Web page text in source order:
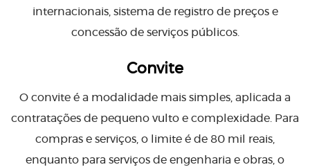
internacionais, sistema de registro de preços e
concessão de serviços públicos.
Convite
O convite é a modalidade mais simples, aplicada a
contratações de pequeno vulto e complexidade. Para
compras e serviços, o limite é de 80 mil reais,
enquanto para serviços de engenharia e obras, o